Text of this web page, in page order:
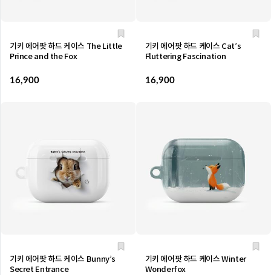
기키 에어팟 하드 케이스 The Little
Prince and the Fox
16,900
기키 에어팟 하드 케이스 Cat’s
Fluttering Fascination
16,900
기키 에어팟 하드 케이스 Bunny’s
Secret Entrance
기키 에어팟 하드 케이스 Winter
Wonderfox